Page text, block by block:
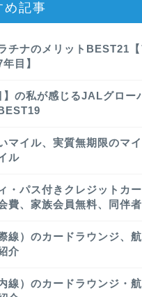
め記事
チナのメリットBEST21【
目】
】の私が感じるJALグロー
マイル、実質無期限のマ
ル
・パス付きクレジットカ
費、家族会員無料、同伴者
線）のカードラウンジ、
介
線）のカードラウンジ・航